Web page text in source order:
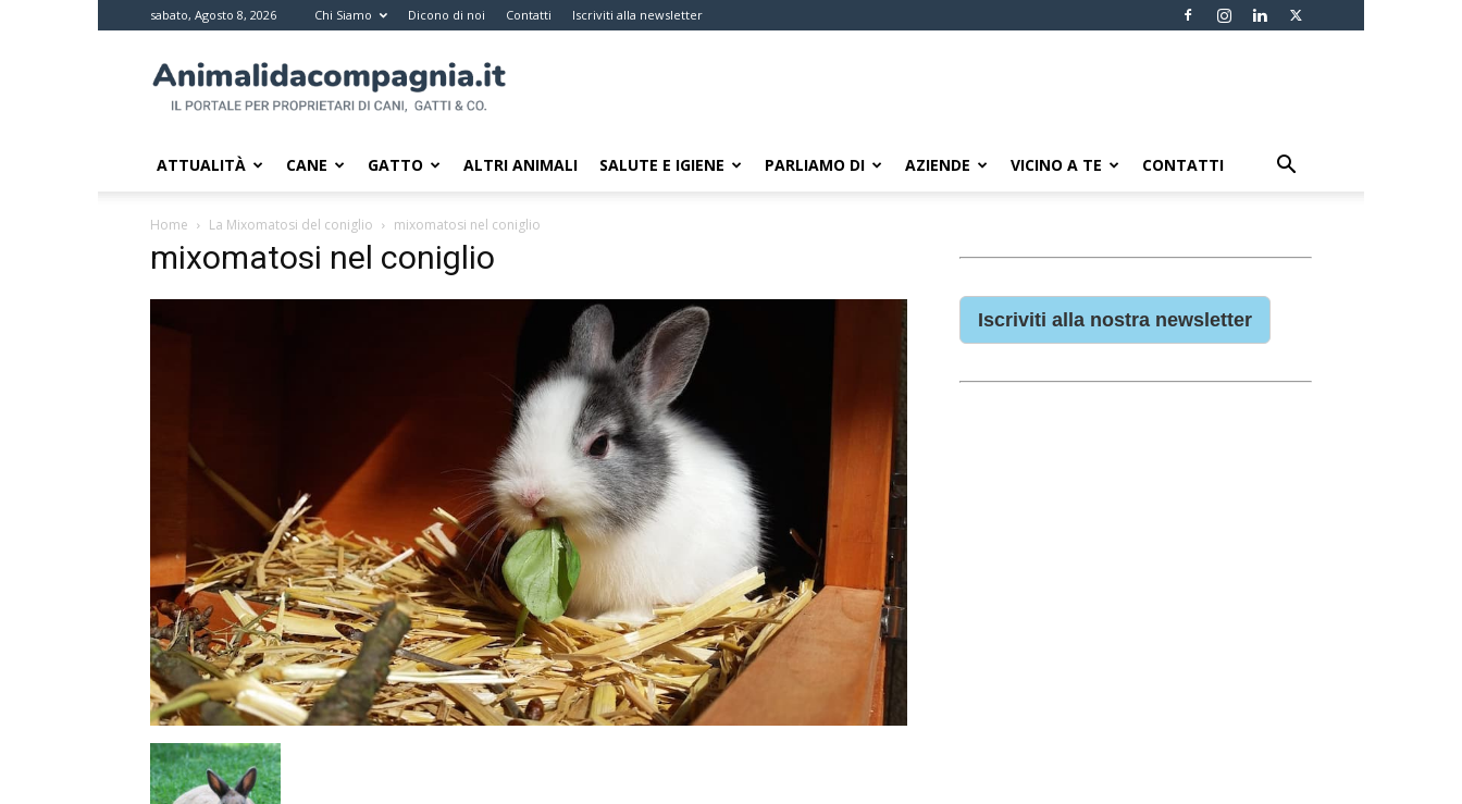
sabato, Agosto 8, 2026 Chi Siamo Dicono di noi Contatti Iscriviti alla newsletter
da
compagnia
Il
i
proprietari
di
ATTUALITÀ CANE GATTO ALTRI ANIMALI SALUTE E IGIENE PARLIAMO DI AZIENDE VICINO A TE CONTATTI
Home La Mixomatosi del coniglio mixomatosi nel coniglio
mixomatosi nel coniglio
Iscriviti alla nostra newsletter